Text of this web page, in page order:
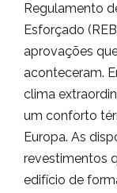
Regulamento
Esforçado
aprovações
aconteceram.
clima
um conforto
Europa. As
revestimentos
edifício de